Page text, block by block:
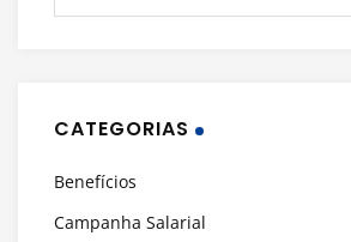
CATEGORIAS
Benefícios
Campanha Salarial